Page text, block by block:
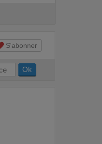
S'abonner